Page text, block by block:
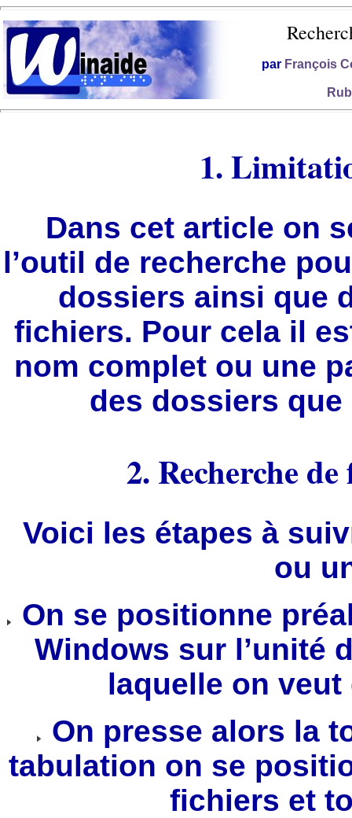
par François
1.
Dans cet article on
l’outil de recherche
dossiers ainsi que
fichiers. Pour cela il
nom complet ou une
des dossiers que
2. Recherche
Voici les étapes à
ou
On se positionne
Windows sur l’unité
laquelle on
On presse alors la
tabulation on se
fichiers et